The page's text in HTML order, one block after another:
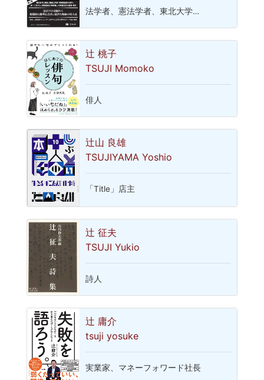
法学者、憲法学者、東北大学…
辻 桃子
TSUJI Momoko
俳人
辻山 良雄
TSUJIYAMA Yoshio
「Title」店主
辻 征夫
TSUJI Yukio
詩人
辻 庸介
tsuji yosuke
実業家、マネーフォワード社長